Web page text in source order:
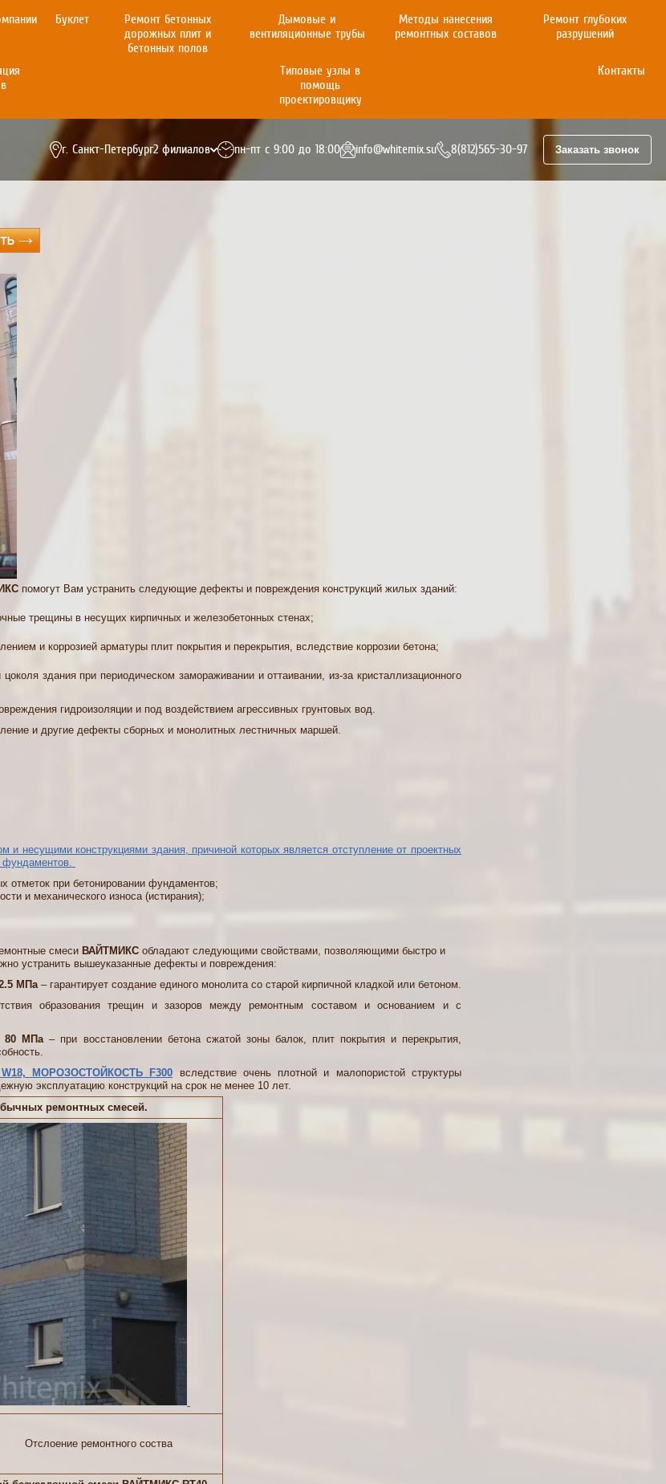
Буклет
Ремонт бетонных
дорожных плит и
бетонных полов
Дымовые и
вентиляционные трубы
Методы нанесения
ремонтных составов
Ремонт глубоких
разрушений
Типовые узлы в
помощь
проектировщику
Контакты
г. Санкт-Петербург2 филиалов пн-пт с 9:00 до 18:00 info@whitemix.su 8(812)565-30-97 Заказать звонок
помогут Вам устранить следующие дефекты и повреждения конструкций жилых зданий:
трещины в несущих кирпичных и железобетонных стенах;
и коррозией арматуры плит покрытия и перекрытия, вследствие коррозии бетона;
здания при периодическом замораживании и оттаивании, из-за кристаллизационного
гидроизоляции и под воздействием агрессивных грунтовых вод.
и другие дефекты сборных и монолитных лестничных маршей.
несущими конструкциями здания, причиной которых является отступление от проектных
отметок при бетонировании фундаментов;
и механического износа (истирания);
смеси ВАЙТМИКС обладают следующими свойствами, позволяющими быстро и
устранить вышеуказанные дефекты и повреждения:
МПа – гарантирует создание единого монолита со старой кирпичной кладкой или бетоном.
образования трещин и зазоров между ремонтным составом и основанием и с
МПа – при восстановлении бетона сжатой зоны балок, плит покрытия и перекрытия,
МОРОЗОСТОЙКОСТЬ F300 вследствие очень плотной и малопористой структуры
эксплуатацию конструкций на срок не менее 10 лет.
ремонтных смесей.
Отслоение ремонтного соства